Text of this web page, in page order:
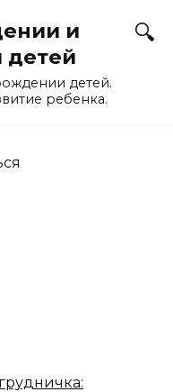
и
детей
детей.
ребенка.